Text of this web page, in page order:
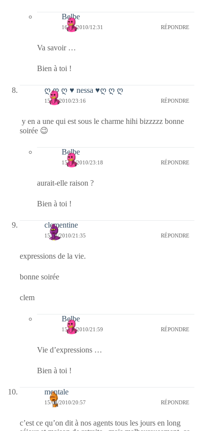
Belbe
16/04/2010/12:31 RÉPONDRE
Va savoir …
Bien à toi !
ღ ღ ღ ♥ nessa ♥ღ ღ ღ
15/04/2010/23:16 RÉPONDRE
y en a une qui est sous le charme hihi bizzzzz bonne
soirée 😉
Belbe
15/04/2010/23:18 RÉPONDRE
aurait-elle raison ?
Bien à toi !
clementine
15/04/2010/21:35 RÉPONDRE
expressions de la vie.
bonne soirée
clem
Belbe
15/04/2010/21:59 RÉPONDRE
Vie d’expressions …
Bien à toi !
mentale
15/04/2010/20:57 RÉPONDRE
c’est ce qu’on dit à nos agents tous les jours en long